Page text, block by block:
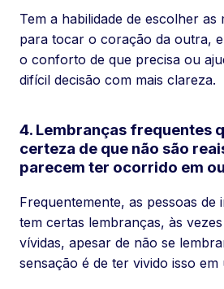
Tem a habilidade de escolher as
para tocar o coração da outra,
o conforto de que precisa ou
difícil decisão com mais clareza.
4. Lembranças frequentes
certeza de que não são
parecem ter ocorrido em
Frequentemente, as pessoas de
tem certas lembranças, às
vívidas, apesar de não se
sensação é de ter vivido isso em